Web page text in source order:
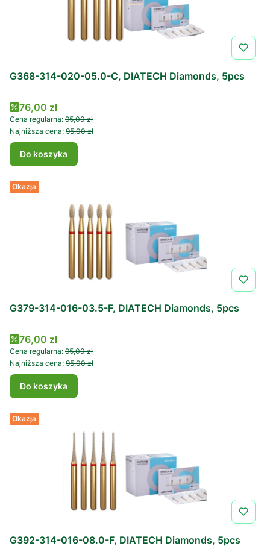
G368-314-020-05.0-C, DIATECH Diamonds, 5pcs
Cena promocyjna
76,00 zł
Cena regularna: 95,00 zł
Najniższa cena: 95,00 zł
Do koszyka
Okazja
G379-314-016-03.5-F, DIATECH Diamonds, 5pcs
Cena promocyjna
76,00 zł
Cena regularna: 95,00 zł
Najniższa cena: 95,00 zł
Do koszyka
Okazja
G392-314-016-08.0-F, DIATECH Diamonds, 5pcs